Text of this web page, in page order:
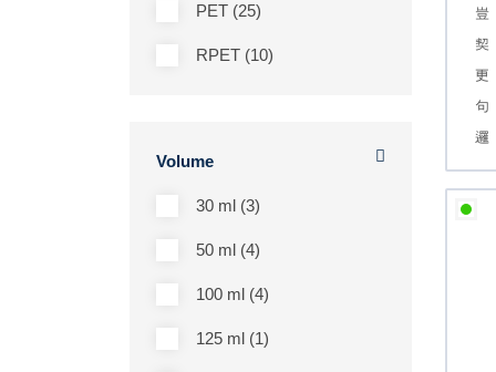
PET (25)
RPET (10)
Volume
30 ml (3)
50 ml (4)
100 ml (4)
125 ml (1)